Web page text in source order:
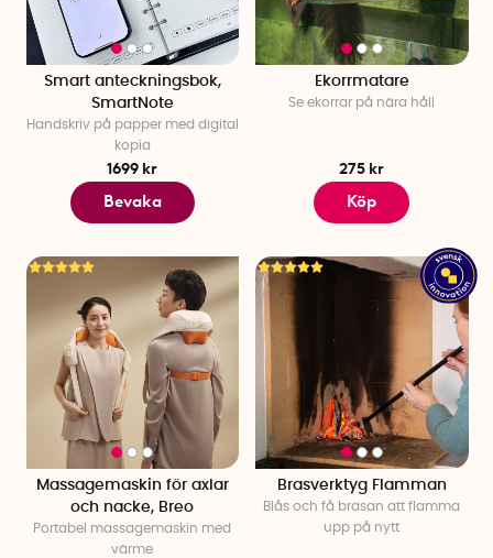
Smart anteckningsbok,
SmartNote
Handskriv på papper med digital
kopia
1699 kr
Bevaka
Ekorrmatare
Se ekorrar på nära håll
275 kr
Köp
Massagemaskin för axlar
och nacke, Breo
Portabel massagemaskin med
värme
Brasverktyg Flamman
Blås och få brasan att flamma
upp på nytt